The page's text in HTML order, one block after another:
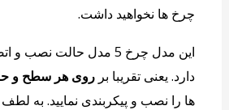
چرخ ها نخواهید داشت.
این مدل چرخ 5 مدل حالت
دارد. یعنی تقریبا بر روی هر سطح و
ها را نصب و پیکربندی نمایید. به